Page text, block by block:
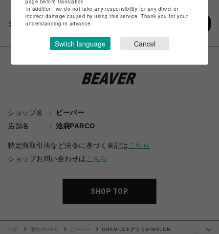
シェアする
ショップ名
ビーバー
店舗名
池袋PARCO
特定商取引法など法令に基づく表記は こちら
ショップお問い合わせは こちら
SHOP TOP
TOP 池袋PARCO ビーバー
GRAMICCI/グラミチ/NYLON
page before translation.
In addition, we do not take any responsibility for any direct or
indirect damage caused by using this service. Thank you for your
understanding in advance.
Switch language Cancel